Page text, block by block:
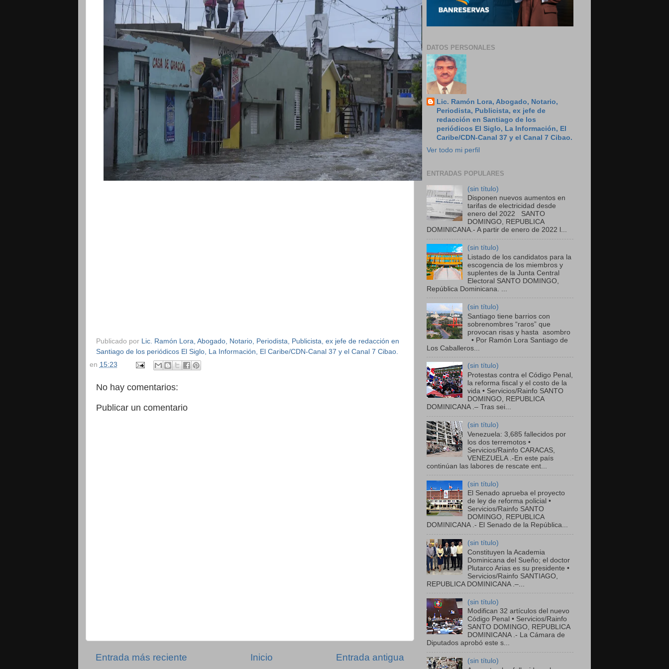
Publicado por
Lic. Ramón Lora, Abogado, Notario, Periodista, Publicista, ex jefe de redacción en
Santiago de los periódicos El Siglo, La Información, El Caribe/CDN-Canal 37 y el Canal 7 Cibao.
en 15:23
No hay comentarios:
Publicar un comentario
Entrada más reciente Entrada antigua
Inicio
DATOS PERSONALES
Lic. Ramón Lora, Abogado, Notario,
Periodista, Publicista, ex jefe de
redacción en Santiago de los
periódicos El Siglo, La Información, El
Caribe/CDN-Canal 37 y el Canal 7 Cibao.
Ver todo mi perfil
ENTRADAS POPULARES
(sin título)
Disponen nuevos aumentos en
tarifas de electricidad desde
enero del 2022 SANTO
DOMINGO, REPUBLICA
DOMINICANA.- A partir de enero de 2022 l...
(sin título)
Listado de los candidatos para la
escogencia de los miembros y
suplentes de la Junta Central
Electoral SANTO DOMINGO,
República Dominicana. ...
(sin título)
Santiago tiene barrios con
sobrenombres “raros” que
provocan risas y hasta asombro
• Por Ramón Lora Santiago de
Los Caballeros...
(sin título)
Protestas contra el Código Penal,
la reforma fiscal y el costo de la
vida • Servicios/Rainfo SANTO
DOMINGO, REPUBLICA
DOMINICANA .– Tras sei...
(sin título)
Venezuela: 3,685 fallecidos por
los dos terremotos •
Servicios/Rainfo CARACAS,
VENEZUELA .-En este país
continúan las labores de rescate ent...
(sin título)
El Senado aprueba el proyecto
de ley de reforma policial •
Servicios/Rainfo SANTO
DOMINGO, REPUBLICA
DOMINICANA .- El Senado de la República...
(sin título)
Constituyen la Academia
Dominicana del Sueño; el doctor
Plutarco Arias es su presidente •
Servicios/Rainfo SANTIAGO,
REPUBLICA DOMINICANA .–...
(sin título)
Modifican 32 artículos del nuevo
Código Penal • Servicios/Rainfo
SANTO DOMINGO, REPUBLICA
DOMINICANA .- La Cámara de
Diputados aprobó este s...
(sin título)